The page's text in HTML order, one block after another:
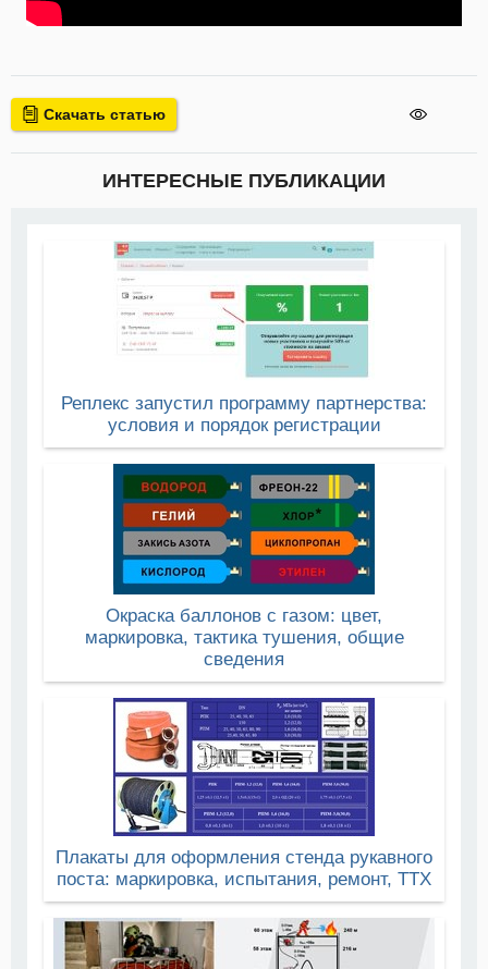
Скачать статью
ИНТЕРЕСНЫЕ ПУБЛИКАЦИИ
Реплекс запустил программу партнерства:
условия и порядок регистрации
Окраска баллонов с газом: цвет,
маркировка, тактика тушения, общие
сведения
Плакаты для оформления стенда рукавного
поста: маркировка, испытания, ремонт, ТТХ